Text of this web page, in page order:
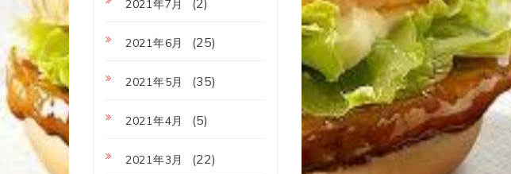
2021年7月 (2)
2021年6月 (25)
2021年5月 (35)
2021年4月 (5)
2021年3月 (22)